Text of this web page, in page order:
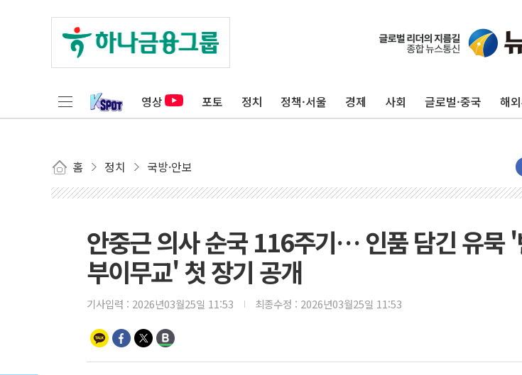
영상 포토 정치 정책·서울 경제 사회 글로벌·중국 해
홈 정치 국방·안보
안중근 의사 순국 116주기… 인품 담긴 유묵 '
부이무교' 첫 장기 공개
기사입력 : 2026년03월25일 11:53 최종수정 : 2026년03월25일 11:53